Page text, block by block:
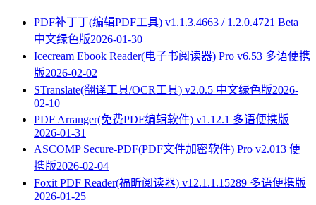
PDF补丁丁(编辑PDF工具) v1.1.3.4663 / 1.2.0.4721 Beta
中文绿色版2026-01-30
Icecream Ebook Reader(电子书阅读器) Pro v6.53 多语便携
版2026-02-02
STranslate(翻译工具/OCR工具) v2.0.5 中文绿色版2026-
02-10
PDF Arranger(免费PDF编辑软件) v1.12.1 多语便携版
2026-01-31
ASCOMP Secure-PDF(PDF文件加密软件) Pro v2.013 便
携版2026-02-04
Foxit PDF Reader(福昕阅读器) v12.1.1.15289 多语便携版
2026-01-25